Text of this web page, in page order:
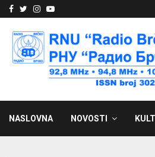
Facebook
Twitter
Instagram
Youtube
NASLOVNA NOVOSTI